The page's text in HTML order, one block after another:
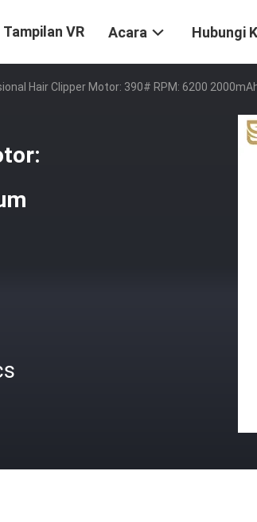
Tampilan VR Acara Hubungi
Hair Clipper Motor: 390# RPM: 6200